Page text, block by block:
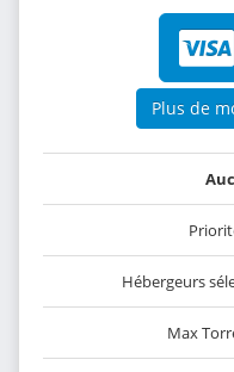
Plus de
Hébergeurs
Max